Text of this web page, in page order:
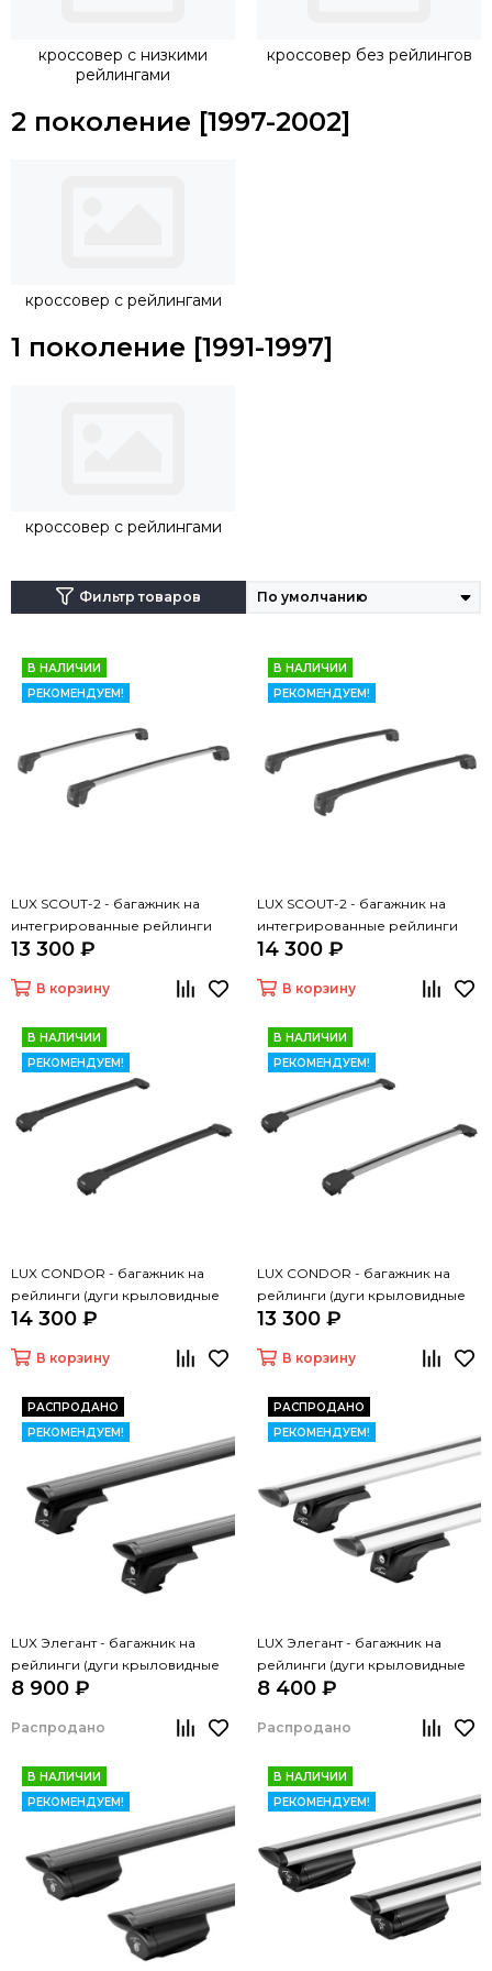
кроссовер с низкими
рейлингами
кроссовер без рейлингов
2 поколение [1997-2002]
кроссовер с рейлингами
1 поколение [1991-1997]
кроссовер с рейлингами
Фильтр товаров
В НАЛИЧИИ
РЕКОМЕНДУЕМ!
LUX SCOUT-2 - багажник на
интегрированные рейлинги
(дуги крыловидные серые 110
13 300 ₽
В корзину
В НАЛИЧИИ
РЕКОМЕНДУЕМ!
LUX SCOUT-2 - багажник на
интегрированные рейлинги
(дуги крыловидные черные 110
14 300 ₽
В корзину
В НАЛИЧИИ
РЕКОМЕНДУЕМ!
LUX CONDOR - багажник на
рейлинги (дуги крыловидные
черные 110 см)
14 300 ₽
В корзину
В НАЛИЧИИ
РЕКОМЕНДУЕМ!
LUX CONDOR - багажник на
рейлинги (дуги крыловидные
серые 110 см)
13 300 ₽
В корзину
РАСПРОДАНО
РЕКОМЕНДУЕМ!
LUX Элегант - багажник на
рейлинги (дуги крыловидные
черные, 1,2м)
8 900 ₽
Распродано
РАСПРОДАНО
РЕКОМЕНДУЕМ!
LUX Элегант - багажник на
рейлинги (дуги крыловидные
серые, 1,2м)
8 400 ₽
Распродано
В НАЛИЧИИ
РЕКОМЕНДУЕМ!
В НАЛИЧИИ
РЕКОМЕНДУЕМ!